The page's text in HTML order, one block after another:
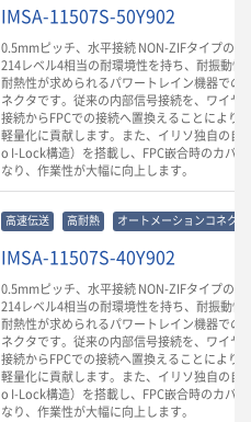
IMSA-11507S-50Y902
0.5mmピッチ、水平接続 NON-ZIFタイプの
214レベル4相当の耐環境性を持ち、耐振動
耐熱性が求められるパワートレイン機器での
ネクタです。従来の内部信号接続を、ワイヤ
接続からFPCでの接続へ置換えることにより
軽量化に貢献します。また、イリソ独自の自
o I-Lock構造）を搭載し、FPC嵌合時のカバ
なり、作業性が大幅に向上します。
高速伝送 高耐熱 オートメーションコネクタ
IMSA-11507S-40Y902
0.5mmピッチ、水平接続 NON-ZIFタイプの
214レベル4相当の耐環境性を持ち、耐振動
耐熱性が求められるパワートレイン機器での
ネクタです。従来の内部信号接続を、ワイヤ
接続からFPCでの接続へ置換えることにより
軽量化に貢献します。また、イリソ独自の自
o I-Lock構造）を搭載し、FPC嵌合時のカバ
なり、作業性が大幅に向上します。